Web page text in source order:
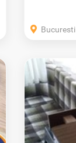
Bucuresti